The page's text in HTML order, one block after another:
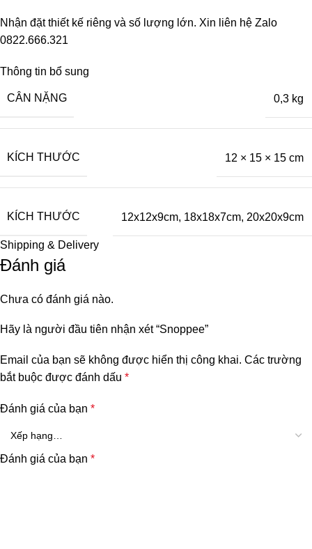
Nhận đặt thiết kế riêng và số lượng lớn. Xin liên hệ Zalo
0822.666.321
Thông tin bổ sung
CÂN NẶNG 0,3 kg
KÍCH THƯỚC 12 × 15 × 15 cm
KÍCH THƯỚC 12x12x9cm, 18x18x7cm, 20x20x9cm
Shipping & Delivery
Đánh giá
Chưa có đánh giá nào.
Hãy là người đầu tiên nhận xét “Snoppee”
Email của bạn sẽ không được hiển thị công khai. Các trường
bắt buộc được đánh dấu *
Đánh giá của bạn *
Đánh giá của bạn *